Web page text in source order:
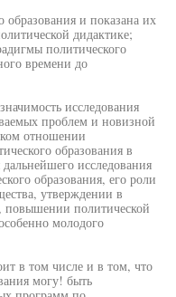
и показана их
дидактике;
политического
времени до
исследования
проблем и новизной
отношении
образования в
исследования
образования, его роли
утверждении в
повышении политической
молодого
в том числе и в том, что
могу! быть